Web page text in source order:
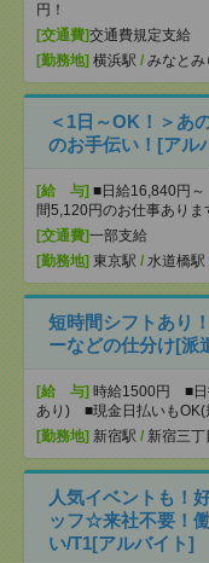
円！
[交通費]交通費規定支給
[勤務地] 横浜駅 / みなとみ
＜1日～OK！＞あ
のお手伝い！[アル
[給 与] ■日給16,840円
間5,120円のお仕事ありま
[交通費]一部支給
[勤務地] 東京駅 / 水道橋駅
短時間シフトあり
ーなどの仕分け[派
[給 与] 時給1500円 ■日
あり) ■現金日払いもOK(
[勤務地] 新宿駅 / 新宿三丁
人気イベントも！
ッフ☆来社不要！
い/T1[アルバイト]